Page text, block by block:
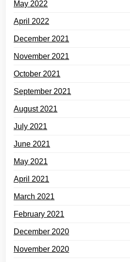
May 2022
April 2022
December 2021
November 2021
October 2021
September 2021
August 2021
July 2021
June 2021
May 2021
April 2021
March 2021
February 2021
December 2020
November 2020